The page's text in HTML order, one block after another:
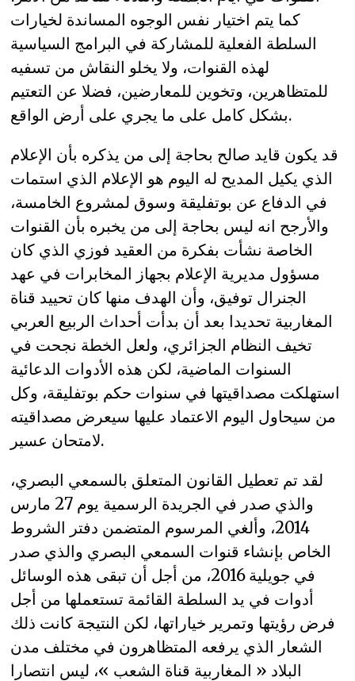
كما يتم اختيار نفس الوجوه المساندة لخيارات
السلطة الفعلية للمشاركة في البرامج السياسية
لهذه القنوات، ولا يخلو النقاش من تسفيه
للمتظاهرين، وتخوين للمعارضين، فضلا عن التعتيم
بشكل كامل على ما يجري على أرض الواقع.
قد يكون قايد صالح بحاجة إلى من يذكره بأن الإعلام
الذي يكيل المديح له اليوم هو الإعلام الذي استمات
في الدفاع عن بوتفليقة وسوق لمشروع الخامسة،
والأرجح انه ليس بحاجة إلى من يخبره بأن القنوات
الخاصة نشأت بفكرة من العقيد فوزي الذي كان
مسؤول مديرية الإعلام بجهاز المخابرات في عهد
الجنرال توفيق، وأن الهدف منها كان تحييد قناة
المغاربية تحديدا بعد أن بدأت أحداث الربيع العربي
تخيف النظام الجزائري، ولعل الخطة نجحت في
السنوات الماضية، لكن هذه الأدوات الدعائية
استهلكت مصداقيتها في سنوات حكم بوتفليقة، وكل
من سيحاول اليوم الاعتماد عليها سيعرض مصداقيته
لامتحان عسير.
لقد تم تعطيل القانون المتعلق بالسمعي البصري،
والذي صدر في الجريدة الرسمية يوم 27 مارس
2014، وألغي المرسوم المتضمن دفتر الشروط
الخاص بإنشاء قنوات السمعي البصري والذي صدر
في جويلية 2016، من أجل أن تبقى هذه الوسائل
أدوات في يد السلطة القائمة تستعملها من أجل
فرض رؤيتها وتمرير خياراتها، لكن النتيجة كانت ذلك
الشعار الذي يرفعه المتظاهرون في مختلف مدن
البلاد « المغاربية قناة الشعب »، ليس انتصارا